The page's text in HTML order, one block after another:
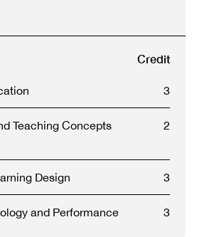
Credit
3
Teaching Concepts
2
Design 3
and Performance 3